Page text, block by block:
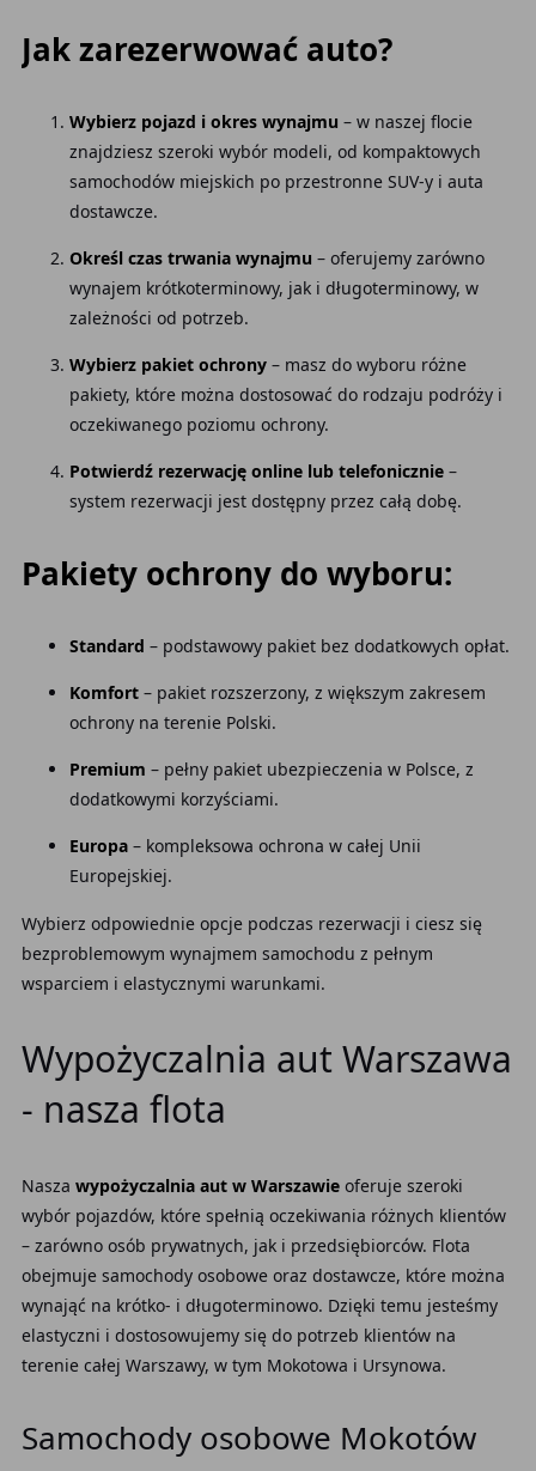
Jak zarezerwować auto?
Wybierz pojazd i okres wynajmu – w naszej flocie
znajdziesz szeroki wybór modeli, od kompaktowych
samochodów miejskich po przestronne SUV-y i auta
dostawcze.
Określ czas trwania wynajmu – oferujemy zarówno
wynajem krótkoterminowy, jak i długoterminowy, w
zależności od potrzeb.
Wybierz pakiet ochrony– masz do wyboru różne
pakiety, które można dostosować do rodzaju podróży i
oczekiwanego poziomu ochrony.
Potwierdź rezerwację online lub telefonicznie–
system rezerwacji jest dostępny przez całą dobę.
Pakiety ochrony do wyboru:
Standard – podstawowy pakiet bez dodatkowych opłat.
Komfort– pakiet rozszerzony, z większym zakresem
ochrony na terenie Polski.
Premium – pełny pakiet ubezpieczenia w Polsce, z
dodatkowymi korzyściami.
Europa– kompleksowa ochrona w całej Unii
Europejskiej.
Wybierz odpowiednie opcje podczas rezerwacji i ciesz się
bezproblemowym wynajmem samochodu z pełnym
wsparciem i elastycznymi warunkami.
Wypożyczalnia aut Warszawa
- nasza flota
Nasza wypożyczalnia aut w Warszawieoferuje szeroki
wybór pojazdów, które spełnią oczekiwania różnych klientów
– zarówno osób prywatnych, jak i przedsiębiorców. Flota
obejmuje samochody osobowe oraz dostawcze, które można
wynająć na krótko- i długoterminowo. Dzięki temu jesteśmy
elastyczni i dostosowujemy się do potrzeb klientów na
terenie całej Warszawy, w tym Mokotowa i Ursynowa.
Samochody osobowe Mokotów